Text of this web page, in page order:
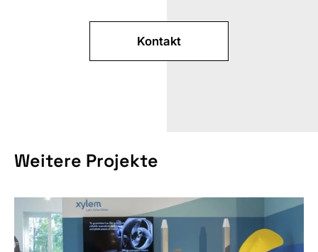
Kontakt
Weitere Projekte